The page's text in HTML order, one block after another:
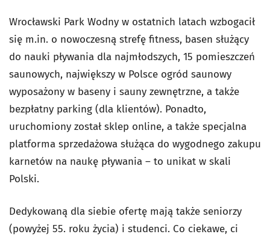
Wrocławski Park Wodny w ostatnich latach wzbogacił
się m.in. o nowoczesną strefę fitness, basen służący
do nauki pływania dla najmłodszych, 15 pomieszczeń
saunowych, największy w Polsce ogród saunowy
wyposażony w baseny i sauny zewnętrzne, a także
bezpłatny parking (dla klientów). Ponadto,
uruchomiony został sklep online, a także specjalna
platforma sprzedażowa służąca do wygodnego zakupu
karnetów na naukę pływania – to unikat w skali
Polski.
Dedykowaną dla siebie ofertę mają także seniorzy
(powyżej 55. roku życia) i studenci. Co ciekawe, ci